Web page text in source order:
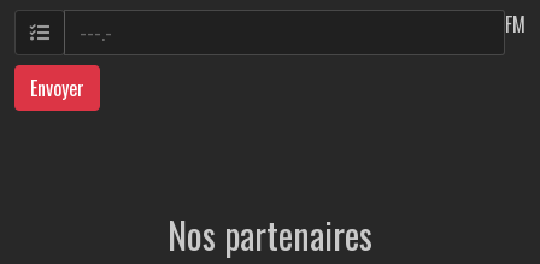
FM
Envoyer
Nos partenaires